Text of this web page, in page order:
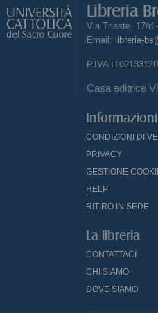
Libreria
Via Trieste, 17/d
Email: libreria-
P.IVA
Casa editrice
Informazioni
CONDIZIONI DI
PRIVACY
GESTIONE
HELP
RITIRO IN SEDE
La libreria
CONTATTACI
CHI SIAMO
DOVE SIAMO